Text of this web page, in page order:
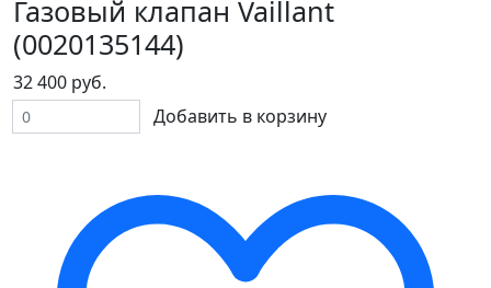
Газовый клапан Vaillant
(0020135144)
32 400 руб.
Добавить в корзину